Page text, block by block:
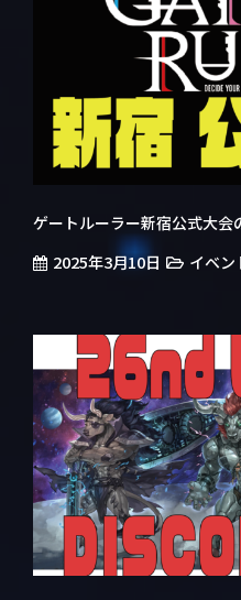
ゲートルーラー新宿公式大会
2025年3月10日 イベン